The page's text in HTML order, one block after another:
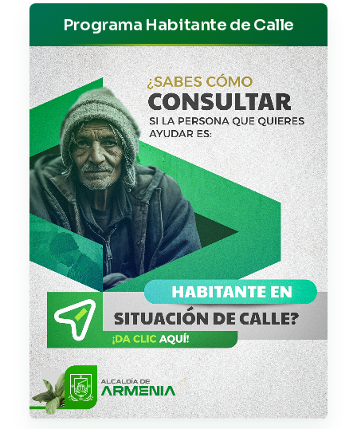
Programa Habitante de Calle